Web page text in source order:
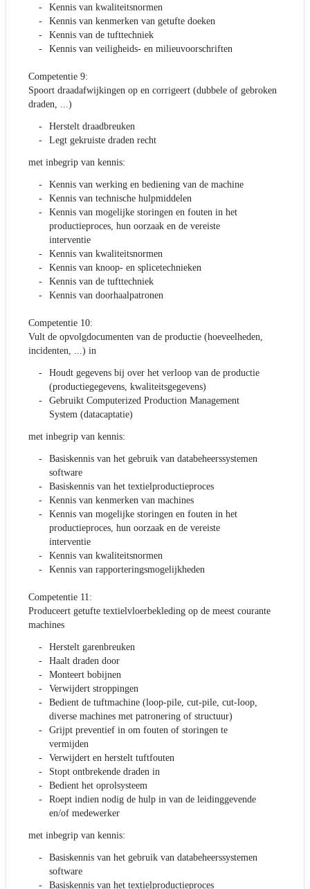
Kennis van kwaliteitsnormen
Kennis van kenmerken van getufte doeken
Kennis van de tufttechniek
Kennis van veiligheids- en milieuvoorschriften
Competentie 9:
Spoort draadafwijkingen op en corrigeert (dubbele of gebroken
draden, ...)
Herstelt draadbreuken
Legt gekruiste draden recht
met inbegrip van kennis:
Kennis van werking en bediening van de machine
Kennis van technische hulpmiddelen
Kennis van mogelijke storingen en fouten in het
productieproces, hun oorzaak en de vereiste
interventie
Kennis van kwaliteitsnormen
Kennis van knoop- en splicetechnieken
Kennis van de tufttechniek
Kennis van doorhaalpatronen
Competentie 10:
Vult de opvolgdocumenten van de productie (hoeveelheden,
incidenten, ...) in
Houdt gegevens bij over het verloop van de productie
(productiegegevens, kwaliteitsgegevens)
Gebruikt Computerized Production Management
System (datacaptatie)
met inbegrip van kennis:
Basiskennis van het gebruik van databeheerssystemen
software
Basiskennis van het textielproductieproces
Kennis van kenmerken van machines
Kennis van mogelijke storingen en fouten in het
productieproces, hun oorzaak en de vereiste
interventie
Kennis van kwaliteitsnormen
Kennis van rapporteringsmogelijkheden
Competentie 11:
Produceert getufte textielvloerbekleding op de meest courante
machines
Herstelt garenbreuken
Haalt draden door
Monteert bobijnen
Verwijdert stroppingen
Bedient de tuftmachine (loop-pile, cut-pile, cut-loop,
diverse machines met patronering of structuur)
Grijpt preventief in om fouten of storingen te
vermijden
Verwijdert en herstelt tuftfouten
Stopt ontbrekende draden in
Bedient het oprolsysteem
Roept indien nodig de hulp in van de leidinggevende
en/of medewerker
met inbegrip van kennis:
Basiskennis van het gebruik van databeheerssystemen
software
Basiskennis van het textielproductieproces